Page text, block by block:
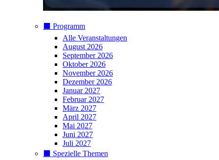
⬛️ Programm
Alle Veranstaltungen
August 2026
September 2026
Oktober 2026
November 2026
Dezember 2026
Januar 2027
Februar 2027
März 2027
April 2027
Mai 2027
Juni 2027
Juli 2027
⬛️ Spezielle Themen